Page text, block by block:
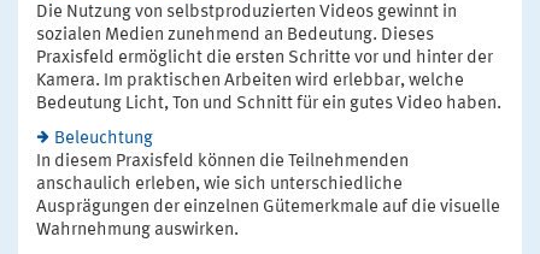
Die Nutzung von selbstproduzierten Videos gewinnt in
sozialen Medien zunehmend an Bedeutung. Dieses
Praxisfeld ermöglicht die ersten Schritte vor und hinter der
Kamera. Im praktischen Arbeiten wird erlebbar, welche
Bedeutung Licht, Ton und Schnitt für ein gutes Video haben.
Beleuchtung
In diesem Praxisfeld können die Teilnehmenden
anschaulich erleben, wie sich unterschiedliche
Ausprägungen der einzelnen Gütemerkmale auf die visuelle
Wahrnehmung auswirken.